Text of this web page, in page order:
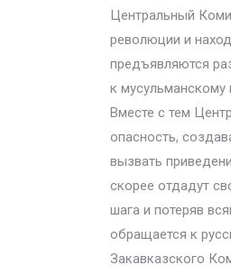
Центральный
революции и
предъявляются
к мусульманскому
Вместе с тем
опасность,
вызвать
скорее отдадут
шага и потеряв
обращается к
Закавказского